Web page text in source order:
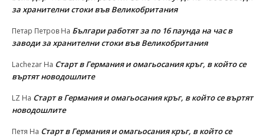
за хранителни стоки във Великобритания
Петар Петров На Българи работят за по 16 паунда на час в
заводи за хранителни стоки във Великобритания
Lachezar На Старт в Германия и омагьосания кръг, в който се
въртят новодошлите
LZ На Старт в Германия и омагьосания кръг, в който се въртят
новодошлите
Петя На Старт в Германия и омагьосания кръг, в който се